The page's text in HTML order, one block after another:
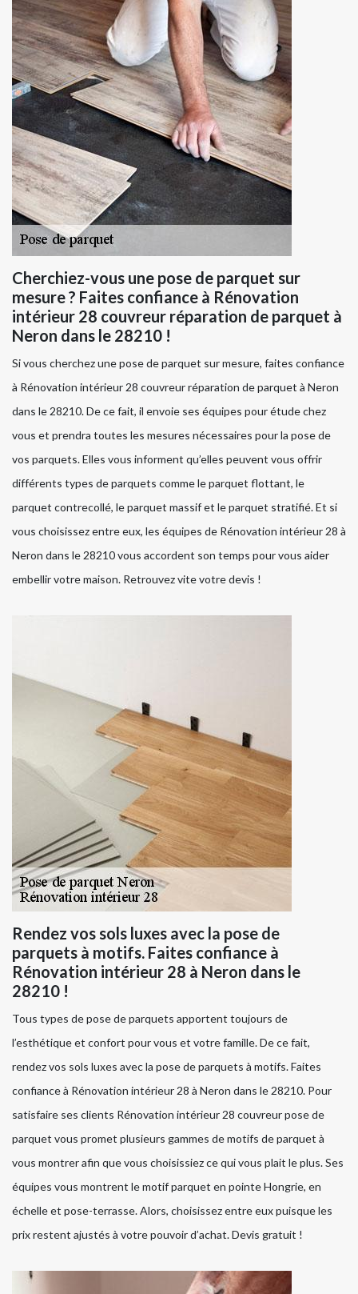
Cherchiez-vous une pose de parquet sur
mesure ? Faites confiance à Rénovation
intérieur 28 couvreur réparation de parquet à
Neron dans le 28210 !
Si vous cherchez une pose de parquet sur mesure, faites confiance
à Rénovation intérieur 28 couvreur réparation de parquet à Neron
dans le 28210. De ce fait, il envoie ses équipes pour étude chez
vous et prendra toutes les mesures nécessaires pour la pose de
vos parquets. Elles vous informent qu’elles peuvent vous offrir
différents types de parquets comme le parquet flottant, le
parquet contrecollé, le parquet massif et le parquet stratifié. Et si
vous choisissez entre eux, les équipes de Rénovation intérieur 28 à
Neron dans le 28210 vous accordent son temps pour vous aider
embellir votre maison. Retrouvez vite votre devis !
Rendez vos sols luxes avec la pose de
parquets à motifs. Faites confiance à
Rénovation intérieur 28 à Neron dans le
28210 !
Tous types de pose de parquets apportent toujours de
l’esthétique et confort pour vous et votre famille. De ce fait,
rendez vos sols luxes avec la pose de parquets à motifs. Faites
confiance à Rénovation intérieur 28 à Neron dans le 28210. Pour
satisfaire ses clients Rénovation intérieur 28 couvreur pose de
parquet vous promet plusieurs gammes de motifs de parquet à
vous montrer afin que vous choisissiez ce qui vous plait le plus. Ses
équipes vous montrent le motif parquet en pointe Hongrie, en
échelle et pose-terrasse. Alors, choisissez entre eux puisque les
prix restent ajustés à votre pouvoir d’achat. Devis gratuit !